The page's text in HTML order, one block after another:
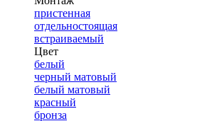
пристенная
отдельностоящая
встраиваемый
Цвет
белый
черный матовый
белый матовый
красный
бронза